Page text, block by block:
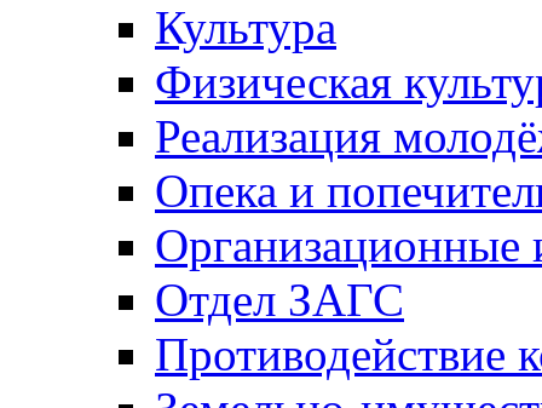
Культура
Физическая
Реализация
Опека и
Отдел ЗАГС
Противодействие